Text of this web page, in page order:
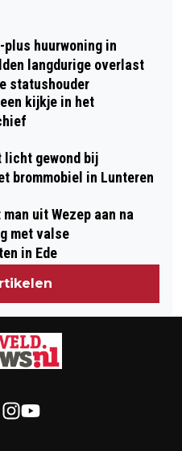
|
WORDT IN
plus huurwoning in
langdurige overlast
statushouder
kijkje in het
licht gewond bij
brommobiel in Lunteren
uit Wezep aan na
met valse
in Ede